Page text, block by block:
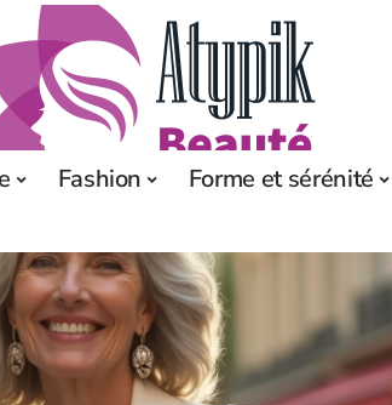
Fashion Forme et sérénité